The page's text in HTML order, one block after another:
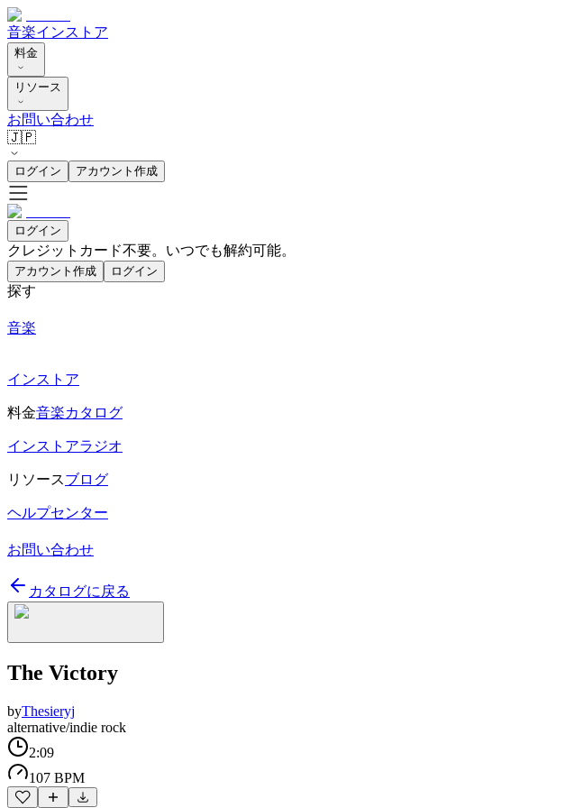
音楽インストア
料金
リソース
お問い合わせ
🇯🇵
ログイン アカウント作成
ログイン
クレジットカード不要。いつでも解約可能。
アカウント作成 ログイン
探す
音楽
インストア
料金音楽カタログ
インストアラジオ
リソースブログ
ヘルプセンター
お問い合わせ
カタログに戻る
The Victory
byThesieryj
alternative/indie rock
2:09
107 BPM